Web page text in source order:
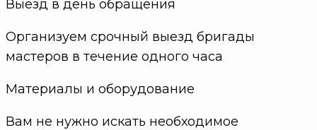
Выезд в день обращения
Организуем срочный выезд бригады
мастеров в течение одного часа
Материалы и оборудование
Вам не нужно искать необходимое